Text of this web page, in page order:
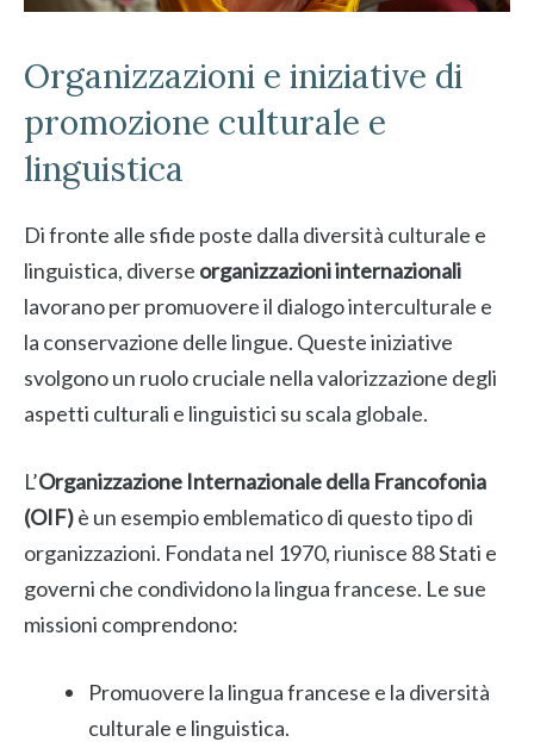
Organizzazioni e iniziative di
promozione culturale e
linguistica
Di fronte alle sfide poste dalla diversità culturale e
linguistica, diverse organizzazioni internazionali
lavorano per promuovere il dialogo interculturale e
la conservazione delle lingue. Queste iniziative
svolgono un ruolo cruciale nella valorizzazione degli
aspetti culturali e linguistici su scala globale.
L’Organizzazione Internazionale della Francofonia
(OIF)è un esempio emblematico di questo tipo di
organizzazioni. Fondata nel 1970, riunisce 88 Stati e
governi che condividono la lingua francese. Le sue
missioni comprendono:
Promuovere la lingua francese e la diversità
culturale e linguistica.